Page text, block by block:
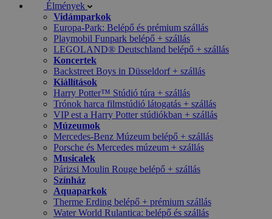
Élmények
Vidámparkok
Europa-Park: Belépő és prémium szállás
Playmobil Funpark belépő + szállás
LEGOLAND® Deutschland belépő + szállás
Koncertek
Backstreet Boys in Düsseldorf + szállás
Kiállítások
Harry Potter™ Stúdió túra + szállás
Trónok harca filmstúdió látogatás + szállás
VIP est a Harry Potter stúdiókban + szállás
Múzeumok
Mercedes-Benz Múzeum belépő + szállás
Porsche és Mercedes múzeum + szállás
Musicalek
Párizsi Moulin Rouge belépő + szállás
Színház
Aquaparkok
Therme Erding belépő + prémium szállás
Water World Rulantica: belépő és szállás